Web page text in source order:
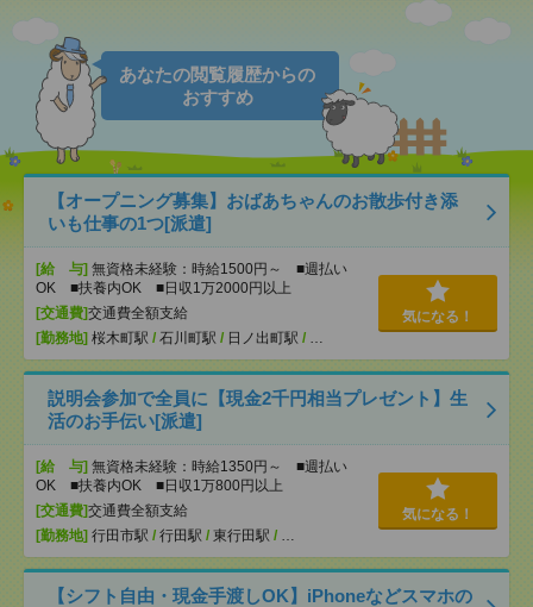
あなたの閲覧履歴からの
おすすめ
【オープニング募集】おばあちゃんのお散歩付き添
いも仕事の1つ[派遣]
[給 与] 無資格未経験：時給1500円～ ■週払い
OK ■扶養内OK ■日収1万2000円以上
[交通費]交通費全額支給
[勤務地] 桜木町駅 / 石川町駅 / 日ノ出町駅 / …
気になる！
説明会参加で全員に【現金2千円相当プレゼント】生
活のお手伝い[派遣]
[給 与] 無資格未経験：時給1350円～ ■週払い
OK ■扶養内OK ■日収1万800円以上
[交通費]交通費全額支給
[勤務地] 行田市駅 / 行田駅 / 東行田駅 / …
気になる！
【シフト自由・現金手渡しOK】iPhoneなどスマホの